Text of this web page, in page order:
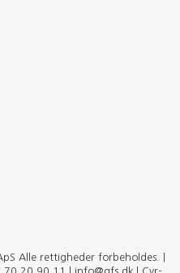
Alle rettigheder forbeholdes. |